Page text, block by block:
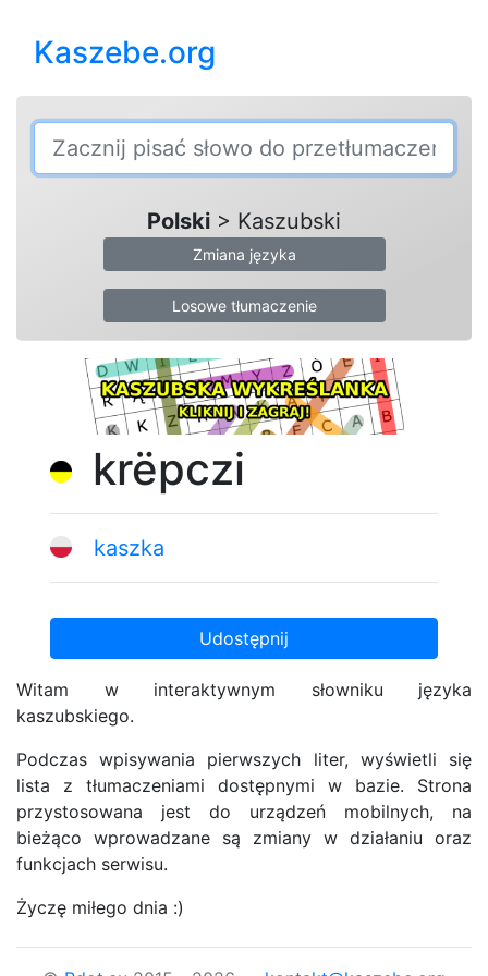
Kaszebe.org
Polski > Kaszubski
Zmiana języka
Losowe tłumaczenie
krëpczi
kaszka
Udostępnij
Witam w interaktywnym słowniku języka
kaszubskiego.
Podczas wpisywania pierwszych liter, wyświetli się
lista z tłumaczeniami dostępnymi w bazie. Strona
przystosowana jest do urządzeń mobilnych, na
bieżąco wprowadzane są zmiany w działaniu oraz
funkcjach serwisu.
Życzę miłego dnia :)